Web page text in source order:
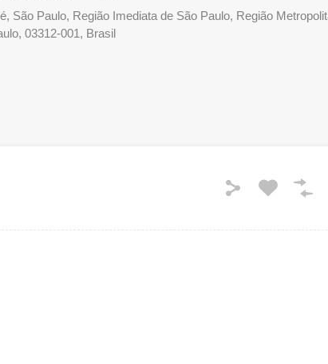
São Paulo, Região Imediata de São Paulo, Região
03312-001, Brasil